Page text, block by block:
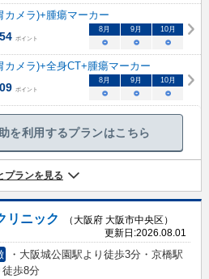
カメラ)+腫瘍マーカー
ポイント
8月 9月 10月
○ ○ ○
カメラ)+全身CT+腫瘍マーカー
ポイント
8月 9月 10月
○ ○ ○
を利用するプランはこちら
プランを見る
リニック
（大阪府 大阪市中央区）
更新日:2026.08.01
・大阪城公園駅より徒歩3分・京橋駅
徒歩8分